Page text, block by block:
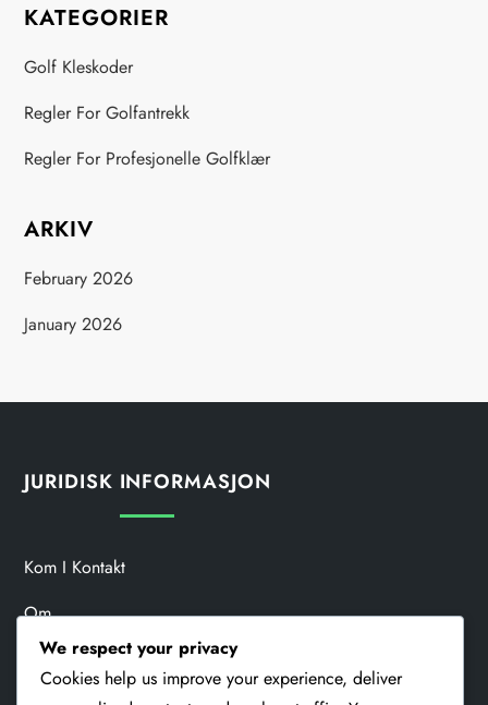
KATEGORIER
Golf Kleskoder
Regler For Golfantrekk
Regler For Profesjonelle Golfklær
ARKIV
February 2026
January 2026
JURIDISK INFORMASJON
Kom I Kontakt
Om
Informasjonskapsler Og Sporing
We respect your privacy
Cookies help us improve your experience, deliver